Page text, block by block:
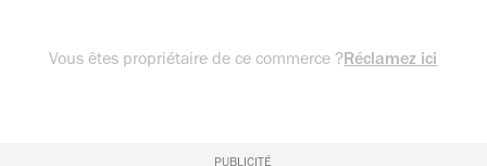
Vous êtes propriétaire de ce commerce ?Réclamez ici